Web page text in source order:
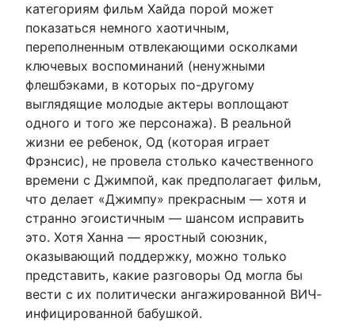
категориям фильм Хайда порой может
показаться немного хаотичным,
переполненным отвлекающими осколками
ключевых воспоминаний (ненужными
флешбэками, в которых по-другому
выглядящие молодые актеры воплощают
одного и того же персонажа). В реальной
жизни ее ребенок, Од (которая играет
Фрэнсис), не провела столько качественного
времени с Джимпой, как предполагает фильм,
что делает «Джимпу» прекрасным — хотя и
странно эгоистичным — шансом исправить
это. Хотя Ханна — яростный союзник,
оказывающий поддержку, можно только
представить, какие разговоры Од могла бы
вести с их политически ангажированной ВИЧ-
инфицированной бабушкой.